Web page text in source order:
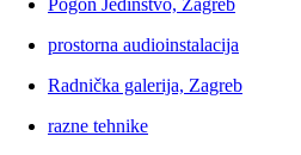
Pogon Jedinstvo, Zagreb
prostorna audioinstalacija
Radnička galerija, Zagreb
razne tehnike